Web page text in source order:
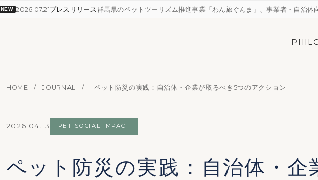
NEW 2026.07.21プレスリリース 群馬県のペットツーリズム推進事業「わん旅ぐんま」、事業者・自治体
HOME / JOURNAL / ペット防災の実践：自治体・企業が取るべき5つのアクション
2026.04.13 PET-SOCIAL-IMPACT
ペット防災の実践：自治体・企